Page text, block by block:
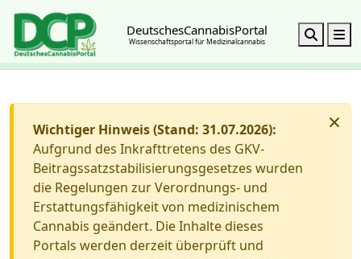
DeutschesCannabisPortal
Wissenschaftsportal für Medizinalcannabis Search
×
Wichtiger Hinweis (Stand: 31.07.2026):
Aufgrund des Inkrafttretens des GKV-
Beitragssatzstabilisierungsgesetzes wurden
die Regelungen zur Verordnungs- und
Erstattungsfähigkeit von medizinischem
Cannabis geändert. Die Inhalte dieses
Portals werden derzeit überprüft und